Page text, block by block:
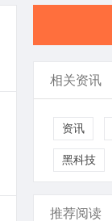
相关资讯
资讯
黑科技
推荐阅读